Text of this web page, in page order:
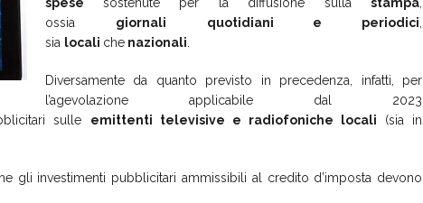
ossia giornali quotidiani e periodici
sia locali che nazionali
Diversamente da quanto previsto in precedenza, infatti, per
l’agevolazione applicabile dal 2023
sulle emittenti televisive e radiofoniche locali (sia in
gli investimenti pubblicitari ammissibili al credito d’imposta devono